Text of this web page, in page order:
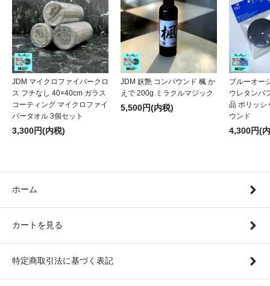
JDM マイクロファイバークロ
ス フチなし 40×40cm ガラス
コーティング マイクロファイ
バータオル 3個セット
3,300円(内税)
JDM 妖艶 コンパウンド 楓 か
えで 200g ミラクルマジック
5,500円(内税)
ブルーオー
ウレタンバ
品 ポリッシ
ウンド
4,300円(
ホーム
カートを見る
特定商取引法に基づく表記